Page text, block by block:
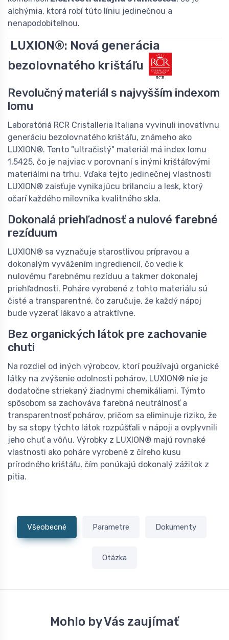
alchýmia, ktorá robí túto líniu jedinečnou a
nenapodobiteľnou.
LUXION®: Nová generácia
bezolovnatého krištáľu
Revolučný materiál s najvyšším indexom
lomu
Laboratóriá RCR Cristalleria Italiana vyvinuli inovatívnu
generáciu bezolovnatého krištáľu, známeho ako
LUXION®. Tento "ultračistý" materiál má index lomu
1,5425, čo je najviac v porovnaní s inými krištáľovými
materiálmi na trhu. Vďaka tejto jedinečnej vlastnosti
LUXION® zaisťuje vynikajúcu brilanciu a lesk, ktorý
očarí každého milovníka kvalitného skla.
Dokonalá priehľadnosť a nulové farebné
rezíduum
LUXION® sa vyznačuje starostlivou prípravou a
dokonalým vyvážením ingrediencií, čo vedie k
nulovému farebnému rezíduu a takmer dokonalej
priehľadnosti. Poháre vyrobené z tohto materiálu sú
čisté a transparentné, čo zaručuje, že každý nápoj
bude vyzerať lákavo a atraktívne.
Bez organických látok pre zachovanie
chuti
Na rozdiel od iných výrobcov, ktorí používajú organické
látky na zvýšenie odolnosti pohárov, LUXION® nie je
dodatočne striekaný žiadnymi chemikáliami. Týmto
spôsobom sa zachováva farebná neutrálnosť a
transparentnosť pohárov, pričom sa eliminuje riziko, že
by sa stopy týchto látok rozpúšťali v nápoji a ovplyvnili
jeho chuť a vôňu. Výrobky z LUXION® majú rovnaké
vlastnosti ako poháre vyrobené z číreho kusu
prírodného krištáľu, čím ponúkajú dokonalý zážitok z
pitia.
Všeobecné Parametre Dokumenty
Otázka
Mohlo by Vás zaujímať